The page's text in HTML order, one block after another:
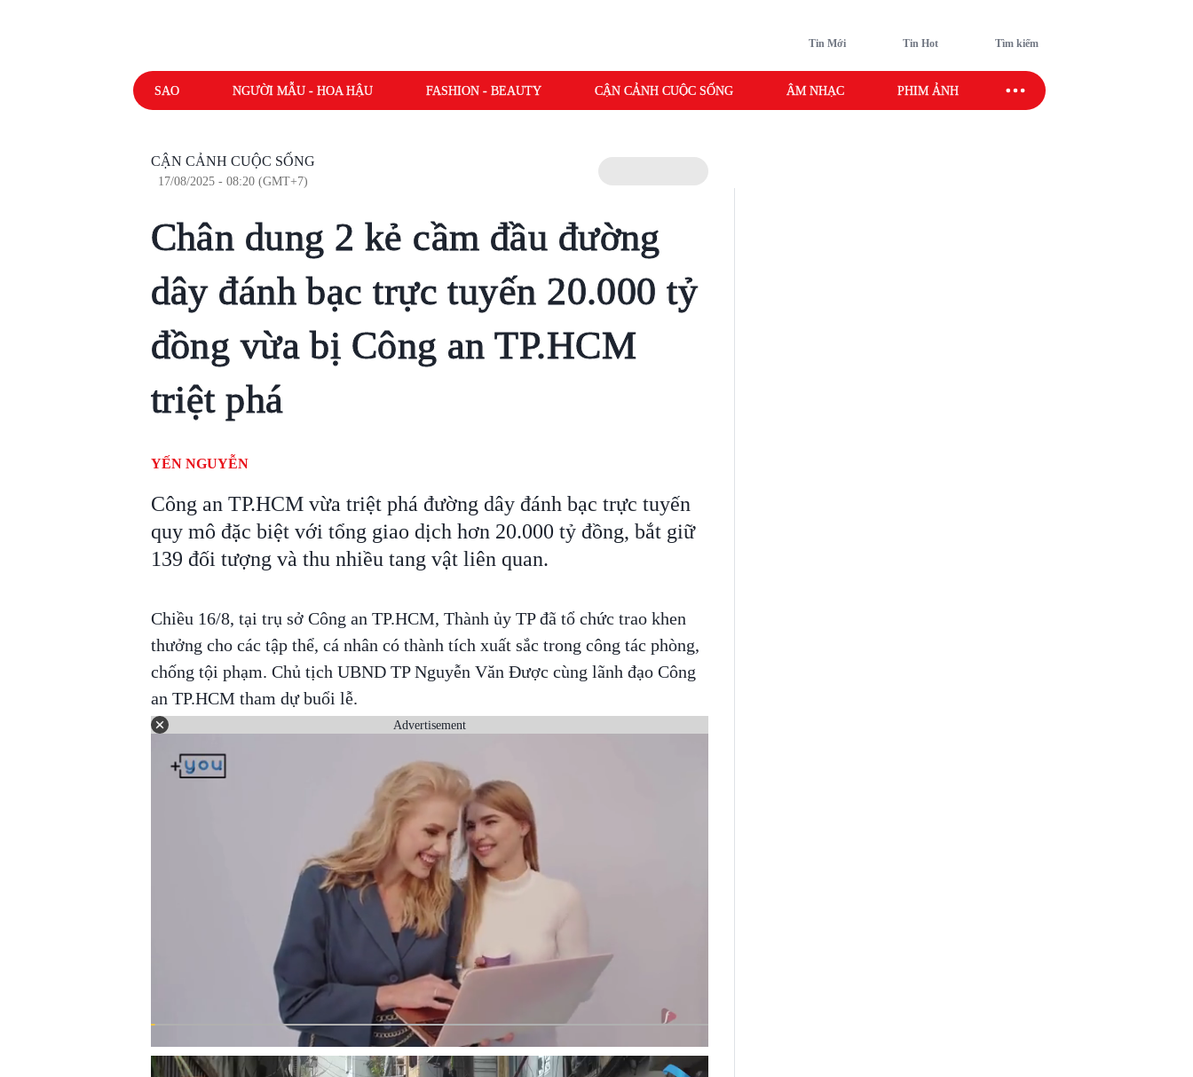
Tin Mới Tin Hot Tìm kiếm
SAO NGƯỜI MẪU - HOA HẬU FASHION - BEAUTY CẬN CẢNH CUỘC SỐNG ÂM NHẠC PHIM ẢNH SAO SPORT
CẬN CẢNH CUỘC SỐNG
17/08/2025 - 08:20 (GMT+7)
Chân dung 2 kẻ cầm đầu đường
dây đánh bạc trực tuyến 20.000 tỷ
đồng vừa bị Công an TP.HCM
triệt phá
YẾN NGUYỄN
Công an TP.HCM vừa triệt phá đường dây đánh bạc trực tuyến
quy mô đặc biệt với tổng giao dịch hơn 20.000 tỷ đồng, bắt giữ
139 đối tượng và thu nhiều tang vật liên quan.
Chiều 16/8, tại trụ sở Công an TP.HCM, Thành ủy TP đã tổ chức trao khen
thưởng cho các tập thể, cá nhân có thành tích xuất sắc trong công tác phòng,
chống tội phạm. Chủ tịch UBND TP Nguyễn Văn Được cùng lãnh đạo Công
an TP.HCM tham dự buổi lễ.
Advertisement